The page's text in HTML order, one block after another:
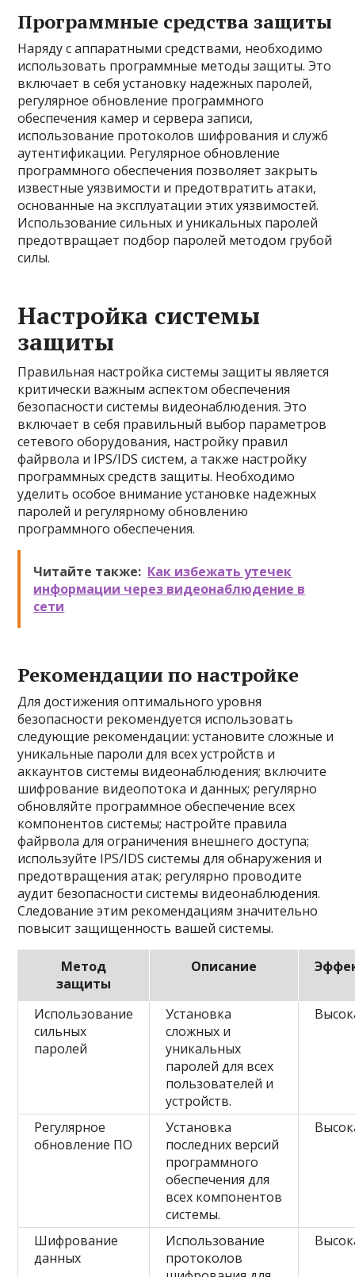
Программные средства защиты
Наряду с аппаратными средствами, необходимо
использовать программные методы защиты. Это
включает в себя установку надежных паролей,
регулярное обновление программного
обеспечения камер и сервера записи,
использование протоколов шифрования и служб
аутентификации. Регулярное обновление
программного обеспечения позволяет закрыть
известные уязвимости и предотвратить атаки,
основанные на эксплуатации этих уязвимостей.
Использование сильных и уникальных паролей
предотвращает подбор паролей методом грубой
силы.
Настройка системы
защиты
Правильная настройка системы защиты является
критически важным аспектом обеспечения
безопасности системы видеонаблюдения. Это
включает в себя правильный выбор параметров
сетевого оборудования, настройку правил
файрвола и IPS/IDS систем, а также настройку
программных средств защиты. Необходимо
уделить особое внимание установке надежных
паролей и регулярному обновлению
программного обеспечения.
Читайте также: Как избежать утечек
информации через видеонаблюдение в
сети
Рекомендации по настройке
Для достижения оптимального уровня
безопасности рекомендуется использовать
следующие рекомендации: установите сложные и
уникальные пароли для всех устройств и
аккаунтов системы видеонаблюдения; включите
шифрование видеопотока и данных; регулярно
обновляйте программное обеспечение всех
компонентов системы; настройте правила
файрвола для ограничения внешнего доступа;
используйте IPS/IDS системы для обнаружения и
предотвращения атак; регулярно проводите
аудит безопасности системы видеонаблюдения.
Следование этим рекомендациям значительно
повысит защищенность вашей системы.
Метод
защиты
Описание
Использование
сильных
паролей
Установка
сложных и
уникальных
паролей для всех
пользователей и
устройств.
Регулярное
обновление ПО
Установка
последних версий
программного
обеспечения для
всех компонентов
системы.
Шифрование
данных
Использование
протоколов